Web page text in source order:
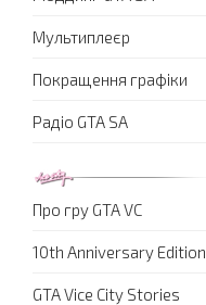
Мультиплеєр
Покращення графіки
Радіо GTA SA
Про гру GTA VC
10th Anniversary Edition
GTA Vice City Stories